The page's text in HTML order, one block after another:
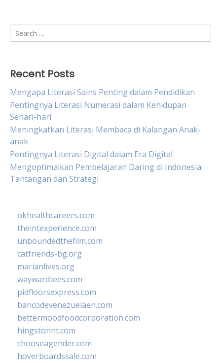
Search
for:
Recent Posts
Mengapa Literasi Sains Penting dalam Pendidikan
Pentingnya Literasi Numerasi dalam Kehidupan
Sehari-hari
Meningkatkan Literasi Membaca di Kalangan Anak-
anak
Pentingnya Literasi Digital dalam Era Digital
Mengoptimalkan Pembelajaran Daring di Indonesia:
Tantangan dan Strategi
okhealthcareers.com
theintexperience.com
unboundedthefilm.com
catfriends-bg.org
marianlives.org
waywardtees.com
pidfloorsexpress.com
bancodevenezuelaen.com
bettermoodfoodcorporation.com
hingstonnt.com
chooseagender.com
hoverboardssale.com